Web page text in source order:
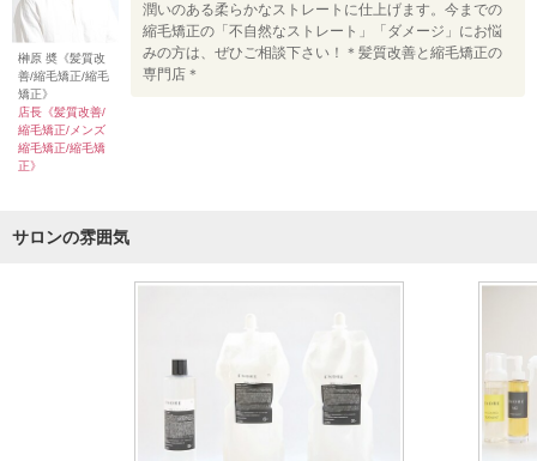
榊原 奬《髪質改
善/縮毛矯正/縮毛
矯正》
店長《髪質改善/
縮毛矯正/メンズ
縮毛矯正/縮毛矯
正》
潤いのある柔らかなストレートに仕上げます。今までの
縮毛矯正の「不自然なストレート」「ダメージ」にお悩
みの方は、ぜひご相談下さい！＊髪質改善と縮毛矯正の
専門店＊
サロンの雰囲気